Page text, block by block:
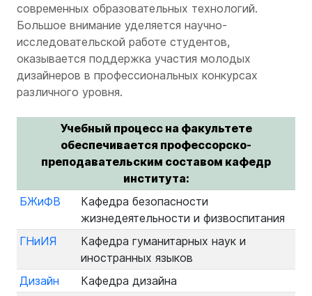
современных образовательных технологий.
Большое внимание уделяется научно-
исследовательской работе студентов,
оказывается поддержка участия молодых
дизайнеров в профессиональных конкурсах
различного уровня.
Учебный процесс на факультете
обеспечивается профессорско-
преподавательским составом кафедр
института:
БЖиФВ
Кафедра безопасности
жизнедеятельности и физвоспитания
ГНиИЯ
Кафедра гуманитарных наук и
иностранных языков
Дизайн
Кафедра дизайна